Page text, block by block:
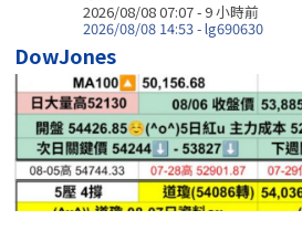
2026/08/08 07:07 -9 小時前
2026/08/08 14:53 - lg690630
DowJones